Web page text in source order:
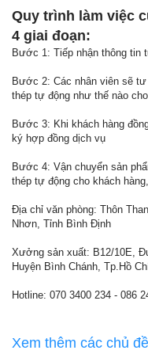
Quy trình làm việc
4 giai đoạn:
Bước 1: Tiếp nhận thông tin
Bước 2: Các nhân viên sẽ
thép tự động như thế nào
Bước 3: Khi khách hàng
ký hợp đồng dịch vụ
Bước 4: Vận chuyển sản
thép tự động cho khách
Địa chỉ văn phòng: Thôn
Nhơn, Tỉnh Bình Định
Xưởng sản xuất: B12/10E,
Huyện Bình Chánh, Tp.Hồ
Hotline: 070 3400 234 - 086
Xem thêm các chủ